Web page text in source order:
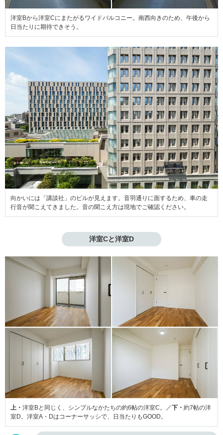
洋室Bから洋室Cにまたがるワイドバルコニー。南西向きのため、午後から
日当たりに期待できそう。
向かいには「講談社」のビルが見えます。音羽通りに面するため、車の走
行音が聞こえてきました。音の聞こえ方は現地でご確認ください。
洋室Cと洋室D
上・ 洋室Bと同じく、シンプルなかたちの約6帖の洋室C。／下・ 約7帖の洋
室D。洋室A・Dはコーナーサッシで、日当たりもGOOD。